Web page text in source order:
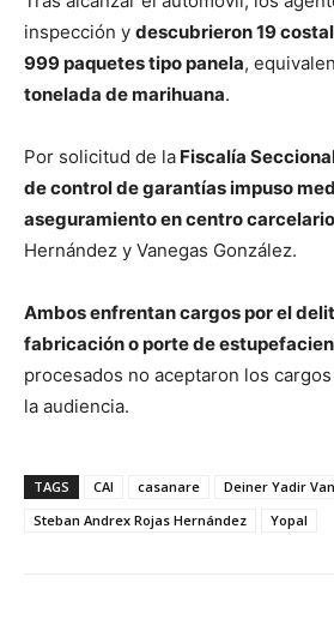
inspección y descubrieron 19
999 paquetes tipo panela,
tonelada de marihuana.
Por solicitud de la Fiscalía
de control de garantías impuso
aseguramiento en centro carcelario
Hernández y Vanegas González.
Ambos enfrentan cargos por el
fabricación o porte de
procesados no aceptaron los
la audiencia.
TAGS CAI casanare
Deiner Yadir
Steban Andrex Rojas Hernández
Yopal